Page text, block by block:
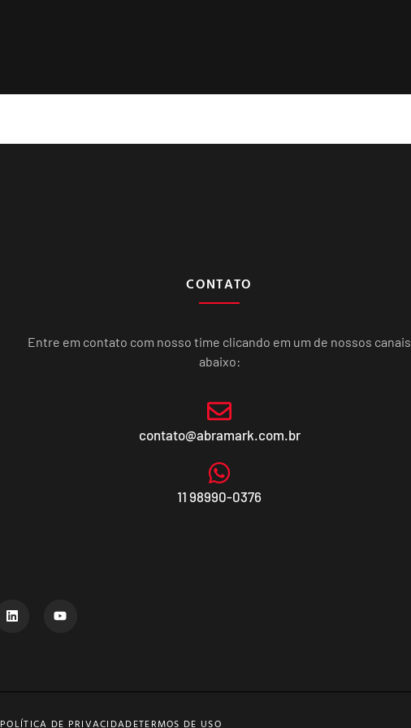
CONTATO
Entre em contato com nosso time clicando em um de nossos canais
abaixo:
contato@abramark.com.br
11 98990-0376
POLÍTICA DE PRIVACIDADETERMOS DE USO